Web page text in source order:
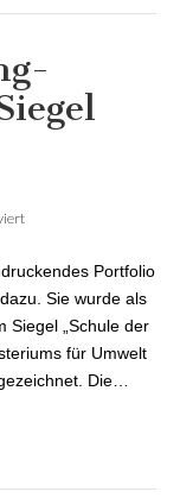
Nachhaltigkeit“Portfolio
Sie wurde als
Siegel „Schule der
für Umwelt
Die…